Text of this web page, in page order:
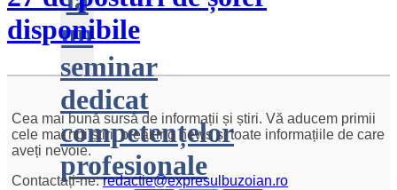
un
seminar
dedicat
competențelor
profesionale
disponibile
Cea mai bună sursă de informații și știri. Vă aducem primii
cele mai noi știri, breaking news și toate informațiile de care
aveți nevoie.
Contactați-ne:redactie@expresulbuzoian.ro